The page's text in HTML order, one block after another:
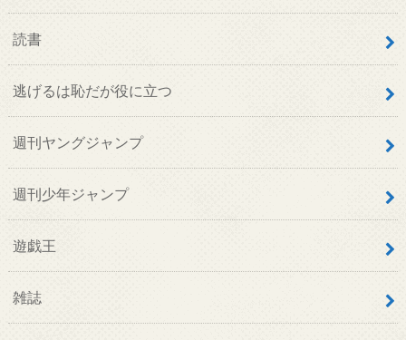
読書
逃げるは恥だが役に立つ
週刊ヤングジャンプ
週刊少年ジャンプ
遊戯王
雑誌